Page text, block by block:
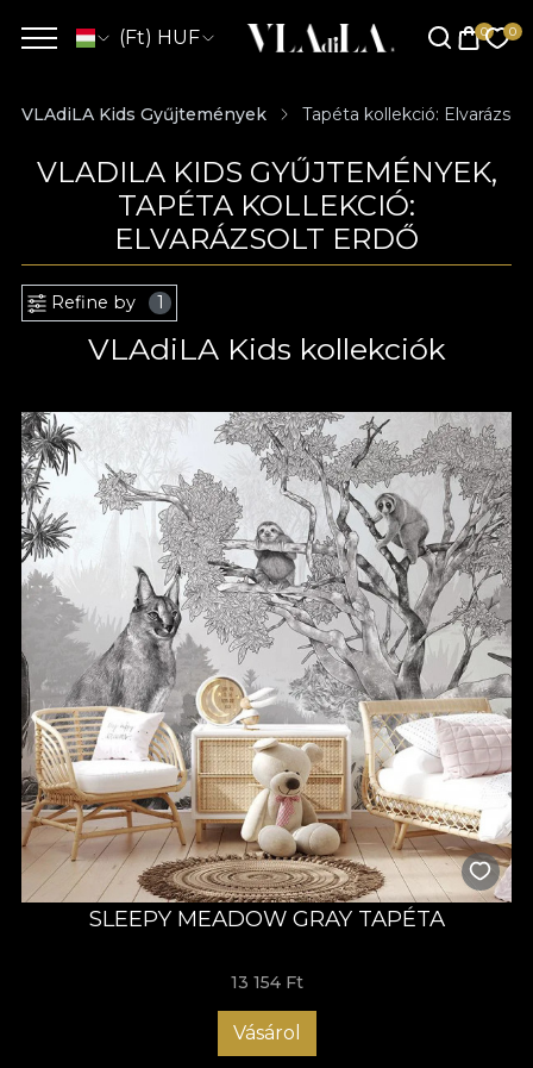
(Ft) HUF
VLAdiLA Kids Gyűjtemények Tapéta kollekció:
VLADILA KIDS GYŰJTEMÉNYEK,
TAPÉTA KOLLEKCIÓ:
ELVARÁZSOLT ERDŐ
Refine by 1
VLAdiLA Kids kollekciók
SLEEPY MEADOW GRAY TAPÉTA
13 154 Ft
Vásárol